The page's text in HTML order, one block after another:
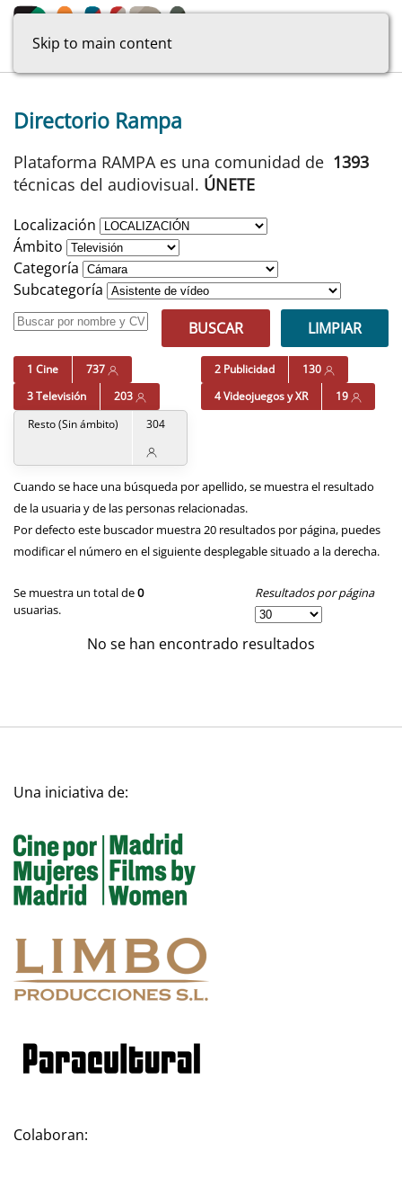
Skip to main content
Directorio Rampa
Plataforma RAMPA es una comunidad de 1393
técnicas del audiovisual. ÚNETE
Localización
Ámbito
Categoría
Subcategoría
BUSCAR
LIMPIAR
1 Cine 737 2 Publicidad
130
3 Televisión
203 4 Videojuegos y XR
19
Resto (Sin ámbito)
304
Cuando se hace una búsqueda por apellido, se muestra el resultado
de la usuaria y de las personas relacionadas.
Por defecto este buscador muestra 20 resultados por página, puedes
modificar el número en el siguiente desplegable situado a la derecha.
Se muestra un total de0
usuarias.
Resultados por página
No se han encontrado resultados
Una iniciativa de:
Colaboran: